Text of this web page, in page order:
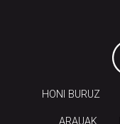
HONI BURUZ
ARAUAK